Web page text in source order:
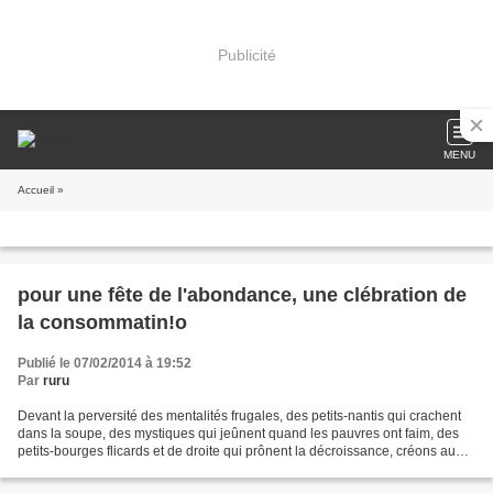
Publicité
MENU
Accueil »
pour une fête de l'abondance, une clébration de
la consommatin!o
Publié le 07/02/2014 à 19:52
Par ruru
Devant la perversité des mentalités frugales, des petits-nantis qui crachent
dans la soupe, des mystiques qui jeûnent quand les pauvres ont faim, des
petits-bourges flicards et de droite qui prônent la décroissance, créons au